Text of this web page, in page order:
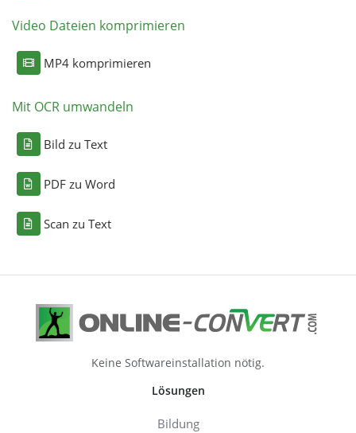
Video Dateien komprimieren
MP4 komprimieren
Mit OCR umwandeln
Bild zu Text
PDF zu Word
Scan zu Text
Keine Softwareinstallation nötig.
Lösungen
Bildung